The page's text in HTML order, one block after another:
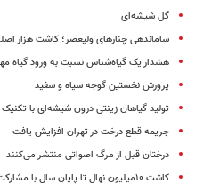
گل‌ شیشه‌ای
ساماندهی چنارهای ولیعصر؛ کاشت هزار
هشدار یک گیاه‌شناس نسبت به ورود گیاه
پرورش نخستین گوجه‌ سیاه و سفید
تولید گیاهان زینتی درون شیشه‌ای با
جریمه قطع درخت در تهران افزایش یافت
درختان قبل از مرگ اصواتی منتشر می‌کنند
کاشت ۱۰میلیون نهال تا پایان سال با مشارکت شهروندان